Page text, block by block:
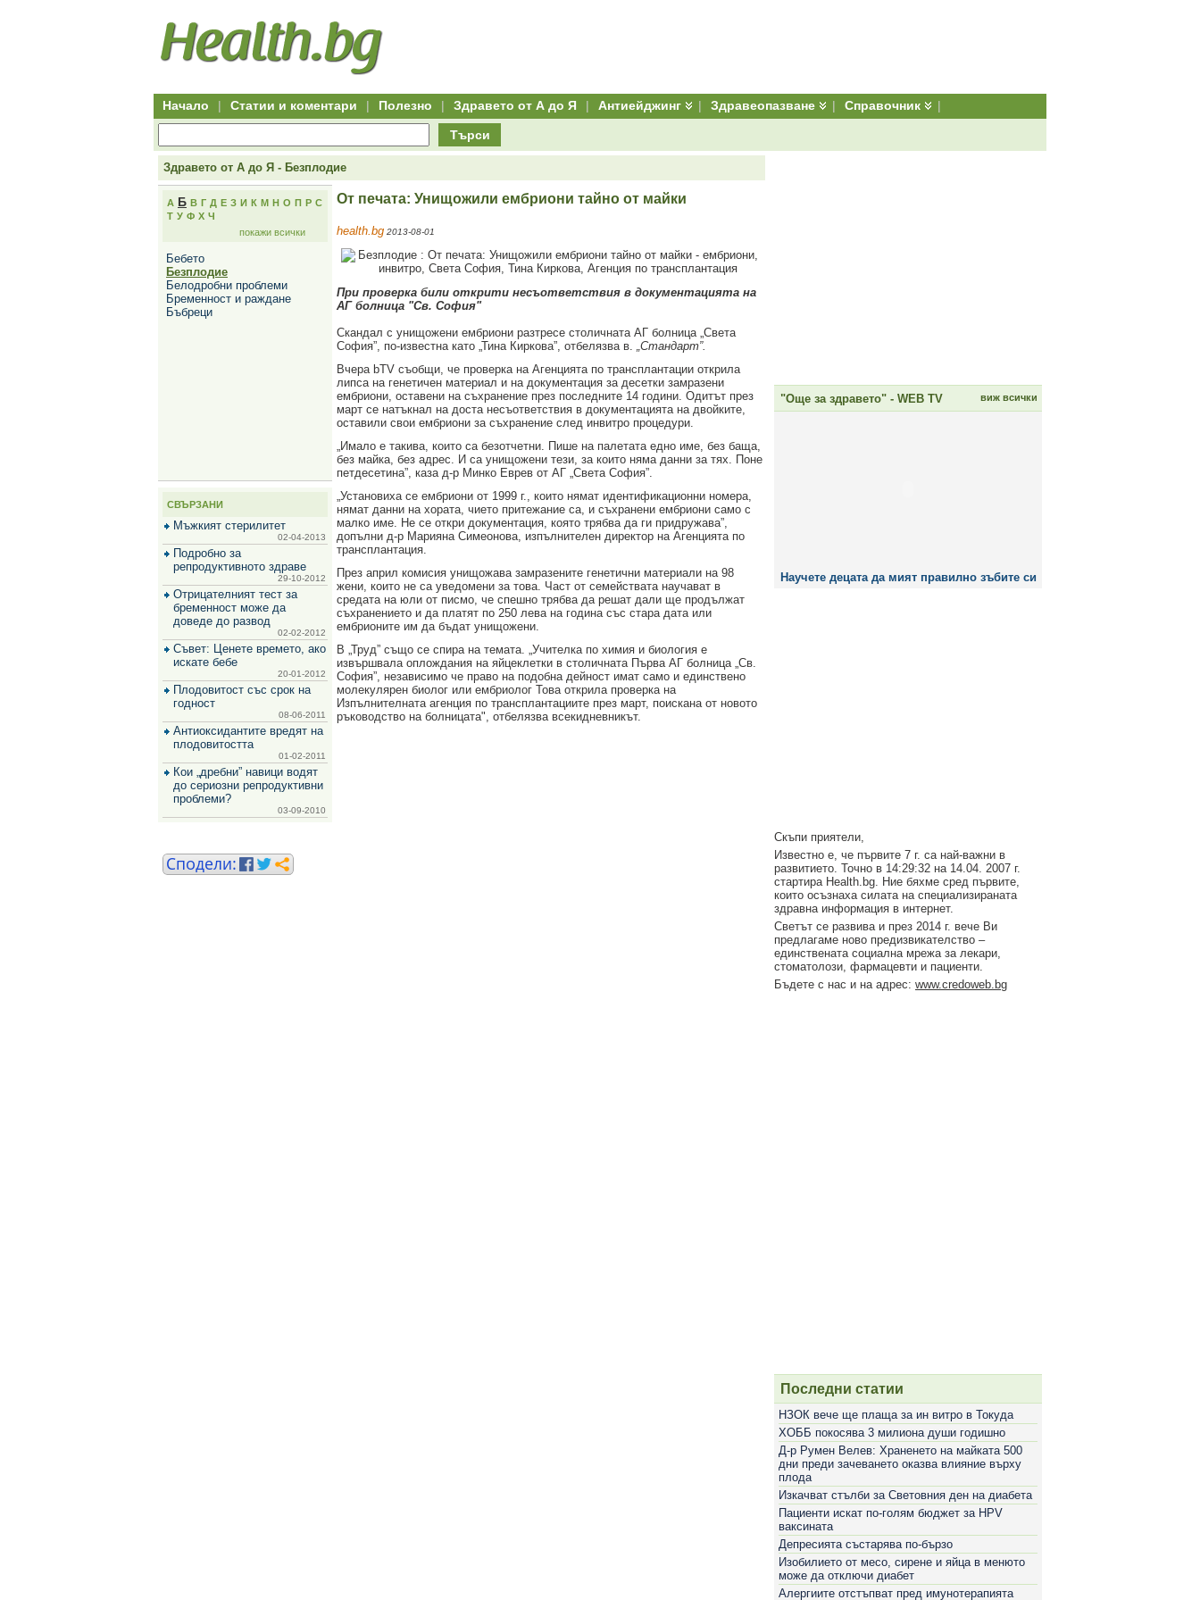
Начало | Статии и коментари | Полезно | Здравето от А до Я | Антиейджинг | Здравеопазване | Справочник |
Търси
Здравето от А до Я - Безплодие
А Б В Г Д Е З И К М Н О П Р С
Т У Ф Х Ч
покажи всички
Бебето
Безплодие
Белодробни проблеми
Бременност и раждане
Бъбреци
СВЪРЗАНИ
Мъжкият стерилитет
02-04-2013
Подробно за
репродуктивното здраве
29-10-2012
Отрицателният тест за
бременност може да
доведе до развод
02-02-2012
Съвет: Ценете времето, ако
искате бебе
20-01-2012
Плодовитост със срок на
годност
08-06-2011
Антиоксидантите вредят на
плодовитостта
01-02-2011
Кои „дребни” навици водят
до сериозни репродуктивни
проблеми?
03-09-2010
От печата: Унищожили ембриони тайно от майки
health.bg 2013-08-01
При проверка били открити несъответствия в документацията на
АГ болница "Св. София"
Скандал с унищожени ембриони разтресе столичната АГ болница „Света
София”, по-известна като „Тина Киркова”, отбелязва в. „Стандарт”.
Вчера bTV съобщи, че проверка на Агенцията по трансплантации открила
липса на генетичен материал и на документация за десетки замразени
ембриони, оставени на съхранение през последните 14 години. Одитът през
март се натъкнал на доста несъответствия в документацията на двойките,
оставили свои ембриони за съхранение след инвитро процедури.
„Имало е такива, които са безотчетни. Пише на палетата едно име, без баща,
без майка, без адрес. И са унищожени тези, за които няма данни за тях. Поне
петдесетина”, каза д-р Минко Еврев от АГ „Света София”.
„Установиха се ембриони от 1999 г., които нямат идентификационни номера,
нямат данни на хората, чието притежание са, и съхранени ембриони само с
малко име. Не се откри документация, която трябва да ги придружава”,
допълни д-р Марияна Симеонова, изпълнителен директор на Агенцията по
трансплантация.
През април комисия унищожава замразените генетични материали на 98
жени, които не са уведомени за това. Част от семействата научават в
средата на юли от писмо, че спешно трябва да решат дали ще продължат
съхранението и да платят по 250 лева на година със стара дата или
ембрионите им да бъдат унищожени.
В „Труд” също се спира на темата. „Учителка по химия и биология е
извършвала оплождания на яйцеклетки в столичната Първа АГ болница „Св.
София”, независимо че право на подобна дейност имат само и единствено
молекулярен биолог или ембриолог Това открила проверка на
Изпълнителната агенция по трансплантациите през март, поискана от новото
ръководство на болницата", отбелязва всекидневникът.
"Още за здравето" - WEB TV виж всички
Научете децата да мият правилно зъбите си
Скъпи приятели,
Известно е, че първите 7 г. са най-важни в
развитието. Точно в 14:29:32 на 14.04. 2007 г.
стартирa Health.bg. Ние бяхме сред първите,
които осъзнаха силата на специализираната
здравна информация в интернет.
Светът се развива и през 2014 г. вече Ви
предлагаме ново предизвикателство –
единствената социална мрежа за лекари,
стоматолози, фармацевти и пациенти.
Бъдете с нас и на адрес: www.credoweb.bg
Последни статии
НЗОК вече ще плаща за ин витро в Токуда
ХОББ покосява 3 милиона души годишно
Д-р Румен Велев: Храненето на майката 500
дни преди зачеването оказва влияние върху
плода
Изкачват стълби за Световния ден на диабета
Пациенти искат по-голям бюджет за HPV
ваксината
Депресията състарява по-бързо
Изобилието от месо, сирене и яйца в менюто
може да отключи диабет
Алергиите отстъпват пред имунотерапията